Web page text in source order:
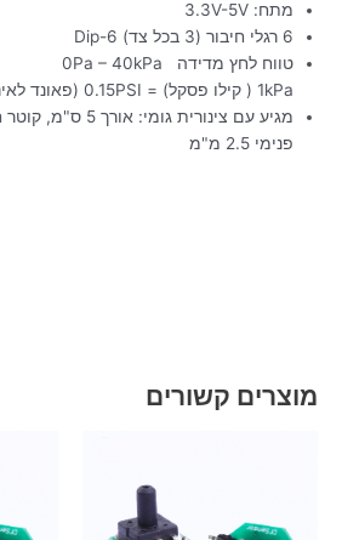
מתח: 3.3V-5V
6 רגלי חיבור (3 בכל צד) Dip-6
טווח לחץ מדידה 0Pa – 40kPa
1kPa ( קילו פסקל) = 0.15PSI (פאונד לאינצ' מרובע)
פנימי 2.5 מ"מ
מוצרים קשורים